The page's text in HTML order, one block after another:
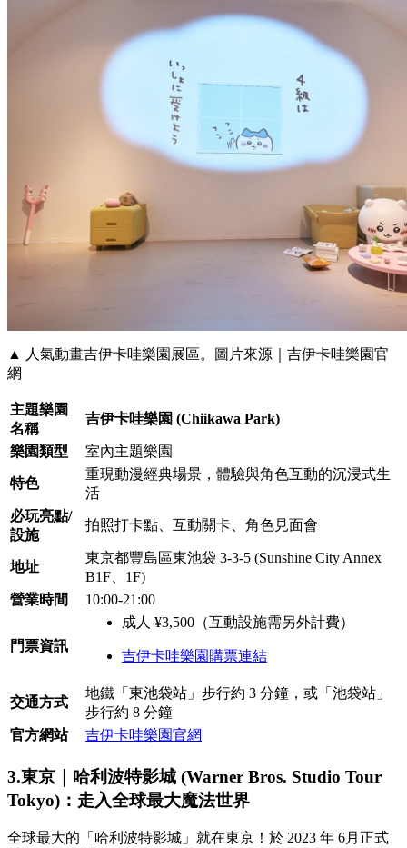
▲ 人氣動畫吉伊卡哇樂園展區。圖片來源｜吉伊卡哇樂園官
網
主題樂園
名稱
吉伊卡哇樂園 (Chiikawa Park)
樂園類型 室內主題樂園
特色
重現動漫經典場景，體驗與角色互動的沉浸式生
活
必玩亮點/
設施
拍照打卡點、互動關卡、角色見面會
地址
東京都豐島區東池袋 3-3-5 (Sunshine City Annex
B1F、1F)
營業時間
10:00-21:00
門票資訊
成人 ¥3,500（互動設施需另外計費）
吉伊卡哇樂園購票連結
交通方式
地鐵「東池袋站」步行約 3 分鐘，或「池袋站」
步行約 8 分鐘
官方網站
吉伊卡哇樂園官網
3.東京｜哈利波特影城 (Warner Bros. Studio Tour
Tokyo)：走入全球最大魔法世界
全球最大的「哈利波特影城」就在東京！於 2023 年 6月正式